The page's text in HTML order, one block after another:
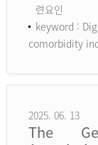
련요인
keyword :
comorbidity
2025. 06. 13
The